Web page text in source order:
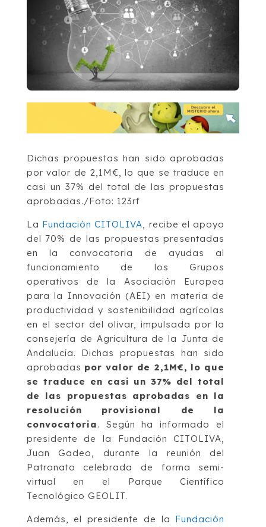
Dichas propuestas han sido aprobadas
por valor de 2,1M€, lo que se traduce en
casi un 37% del total de las propuestas
aprobadas./Foto: 123rf
La Fundación CITOLIVA, recibe el apoyo
del 70% de las propuestas presentadas
en la convocatoria de ayudas al
funcionamiento de los Grupos
operativos de la Asociación Europea
para la Innovación (AEI) en materia de
productividad y sostenibilidad agrícolas
en el sector del olivar, impulsada por la
consejería de Agricultura de la Junta de
Andalucía. Dichas propuestas han sido
aprobadas por valor de 2,1M€, lo que
se traduce en casi un 37% del total
de las propuestas aprobadas en la
resolución provisional de la
convocatoria. Según ha informado el
presidente de la Fundación CITOLIVA,
Juan Gadeo, durante la reunión del
Patronato celebrada de forma semi-
virtual en el Parque Científico
Tecnológico GEOLIT.
Además, el presidente de la Fundación